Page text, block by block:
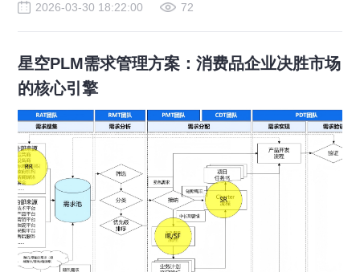
2026-03-30 18:22:00 72
星空PLM需求管理方案：消费品企业决胜市场
的核心引擎